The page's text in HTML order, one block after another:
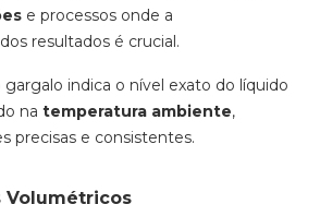
e processos onde a
dos resultados é crucial.
indica o nível exato do líquido
na temperatura ambiente,
precisas e consistentes.
Volumétricos